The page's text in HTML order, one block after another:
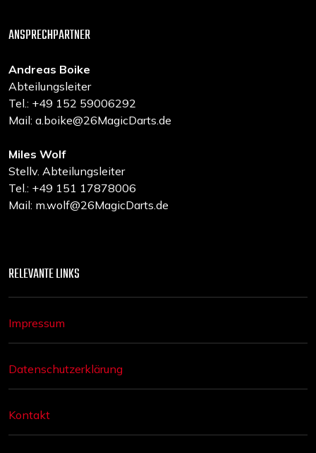
ANSPRECHPARTNER
Andreas Boike
Abteilungsleiter
Tel.: +49 152 59006292
Mail: a.boike@26MagicDarts.de
Miles Wolf
Stellv. Abteilungsleiter
Tel.: +49 151 17878006
Mail: m.wolf@26MagicDarts.de
RELEVANTE LINKS
Impressum
Datenschutzerklärung
Kontakt